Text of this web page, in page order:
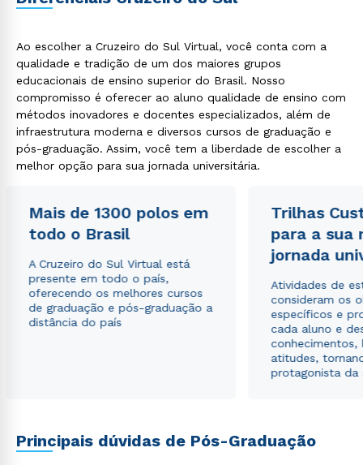
Ao escolher a Cruzeiro do Sul Virtual, você conta com a
qualidade e tradição de um dos maiores grupos
educacionais de ensino superior do Brasil. Nosso
compromisso é oferecer ao aluno qualidade de ensino com
métodos inovadores e docentes especializados, além de
infraestrutura moderna e diversos cursos de graduação e
pós-graduação. Assim, você tem a liberdade de escolher a
melhor opção para sua jornada universitária.
Mais de 1300 polos em
todo o Brasil
A Cruzeiro do Sul Virtual está
presente em todo o país,
oferecendo os melhores cursos
de graduação e pós-graduação a
distância do país
Trilhas
para a sua
jornada
Atividades de
consideram os
específicos e
cada aluno e
conhecimentos,
atitudes,
protagonista da
Principais dúvidas de Pós-Graduação
Rápido e fácil
Estou de acordo com a Política de Privacidade.e
autorizo que meus dados sejam utilizados para o